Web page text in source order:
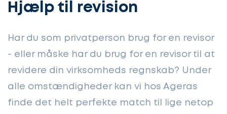
Hjælp til revision
Har du som privatperson brug for en revisor
- eller måske har du brug for en revisor til at
revidere din virksomheds regnskab? Under
alle omstændigheder kan vi hos Ageras
finde det helt perfekte match til lige netop